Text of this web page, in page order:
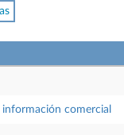
comercial